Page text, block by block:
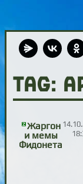
TAG:
Жаргон
и мемы
Фидонета